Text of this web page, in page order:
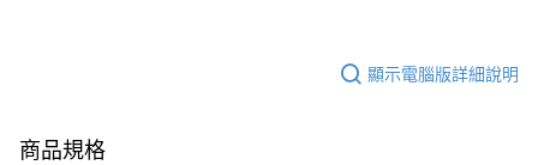
顯示電腦版詳細說明
商品規格